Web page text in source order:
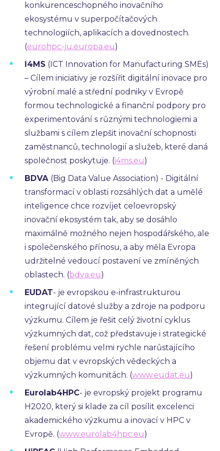
konkurenceschopného inovačního
ekosystému v superpočítačových
technologiích, aplikacích a dovednostech.
(eurohpc-ju.europa.eu)
I4MS (ICT Innovation for Manufacturing SMEs)
– Cílem iniciativy je rozšířit digitální inovace pro
výrobní malé a střední podniky v Evropě
formou technologické a finanční podpory pro
experimentování s různými technologiemi a
službami s cílem zlepšit inovační schopnosti
zaměstnanců, technologií a služeb, které daná
společnost poskytuje. (i4ms.eu)
BDVA (Big Data Value Association) - Digitální
transformací v oblasti rozsáhlých dat a umělé
inteligence chce rozvíjet celoevropský
inovační ekosystém tak, aby se dosáhlo
maximálně možného nejen hospodářského, ale
i společenského přínosu, a aby měla Evropa
udržitelné vedoucí postavení ve zmíněných
oblastech. (bdva.eu)
EUDAT- je evropskou e-infrastrukturou
integrující datové služby a zdroje na podporu
výzkumu. Cílem je řešit celý životní cyklus
výzkumných dat, což představuje i strategické
řešení problému velmi rychle narůstajícího
objemu dat v evropských vědeckých a
výzkumných komunitách. (www.eudat.eu)
Eurolab4HPC- je evropský projekt programu
H2020, který si klade za cíl posílit excelenci
akademického výzkumu a inovací v HPC v
Evropě. (www.eurolab4hpc.eu)